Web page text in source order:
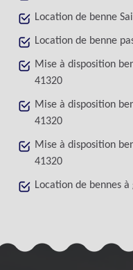
Location de benne
Location de benne
Mise à disposition
41320
Mise à disposition
41320
Mise à disposition
41320
Location de bennes